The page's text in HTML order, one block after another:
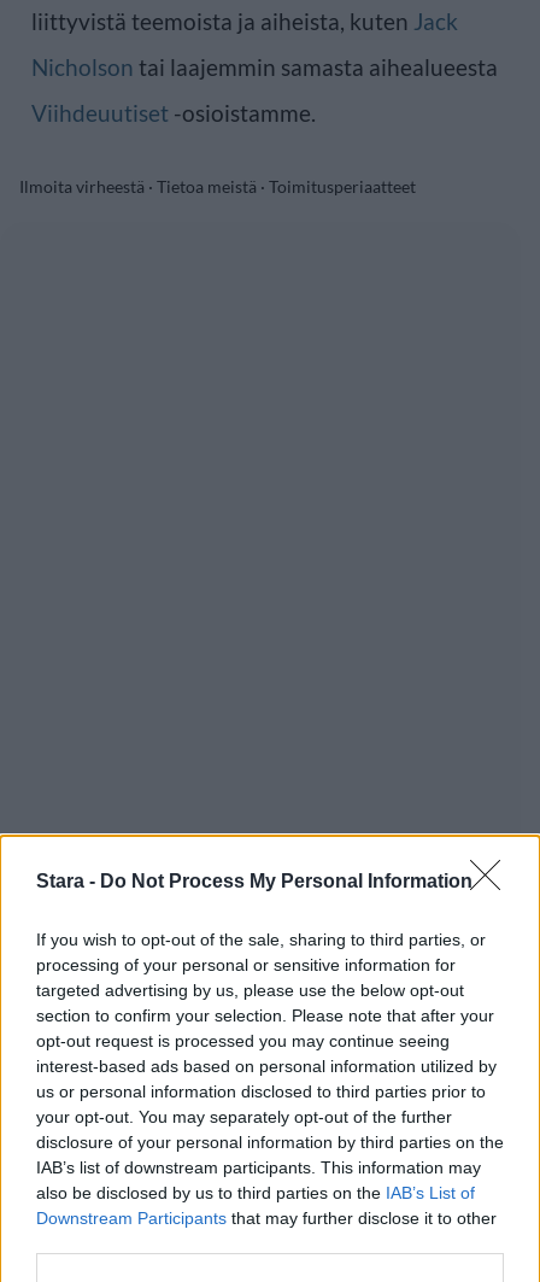
Stara - Do Not Process My Personal Information
If you wish to opt-out of the sale, sharing to third parties, or
processing of your personal or sensitive information for
targeted advertising by us, please use the below opt-out
section to confirm your selection. Please note that after your
opt-out request is processed you may continue seeing
interest-based ads based on personal information utilized by
us or personal information disclosed to third parties prior to
your opt-out. You may separately opt-out of the further
disclosure of your personal information by third parties on the
IAB’s list of downstream participants. This information may
also be disclosed by us to third parties on the IAB’s List of
Downstream Participants that may further disclose it to other
liittyvistä teemoista ja aiheista, kuten Jack
Nicholson tai laajemmin samasta aihealueesta
Viihdeuutiset -osioistamme.
Ilmoita virheestä · Tietoa meistä · Toimitusperiaatteet
Staran luetuimmat
1